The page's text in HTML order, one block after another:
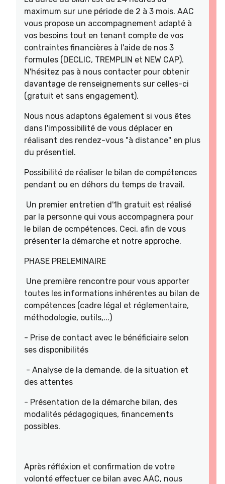
maximum sur une période de 2 à 3 mois. AAC
vous propose un accompagnement adapté à
vos besoins tout en tenant compte de vos
contraintes financières à l'aide de nos 3
formules (DECLIC, TREMPLIN et NEW CAP).
N'hésitez pas à nous contacter pour obtenir
davantage de renseignements sur celles-ci
(gratuit et sans engagement).
Nous nous adaptons également si vous êtes
dans l'impossibilité de vous déplacer en
réalisant des rendez-vous "à distance" en plus
du présentiel.
Possibilité de réaliser le bilan de compétences
pendant ou en déhors du temps de travail.
Un premier entretien d'1h gratuit est réalisé
par la personne qui vous accompagnera pour
le bilan de ocmpétences. Ceci, afin de vous
présenter la démarche et notre approche.
PHASE PRELEMINAIRE
Une première rencontre pour vous apporter
toutes les informations inhérentes au bilan de
compétences (cadre légal et réglementaire,
méthodologie, outils,...)
- Prise de contact avec le bénéficiaire selon
ses disponibilités
- Analyse de la demande, de la situation et
des attentes
- Présentation de la démarche bilan, des
modalités pédagogiques, financements
possibles.
Après réfléxion et confirmation de votre
volonté effectuer ce bilan avec AAC, nous